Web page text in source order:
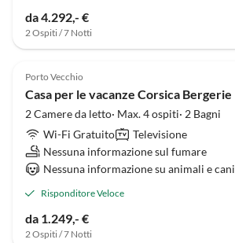
da 4.292,- €
2 Ospiti / 7 Notti
Porto Vecchio
Casa per le vacanze Corsica Bergerie
2 Camere da letto· Max. 4 ospiti· 2 Bagni
Wi-Fi Gratuito
Televisione
Nessuna informazione sul fumare
Nessuna informazione su animali e cani
Risponditore Veloce
da 1.249,- €
2 Ospiti / 7 Notti